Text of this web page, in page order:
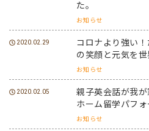
た。
お知らせ
2020.02.29
コロナより強い
の笑顔と元気を世
お知らせ
2020.02.05
親子英会話が我
ホーム留学パフォ
お知らせ